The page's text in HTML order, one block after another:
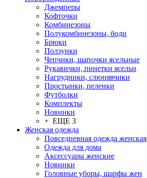
Джемперы
Кофточки
Комбинезоны
Полукомбинезоны, боди
Брюки
Ползунки
Чепчики, шапочки ясельные
Рукавички, пинетки ясельн
Нагрудники, слюнявчики
Простынки, пеленки
Футболки
Комплекты
Новинки
+ ЕЩЕ 3
Женская одежда
Повседневная одежда женская
Одежда для дома
Аксессуары женские
Новинки
Головные уборы, шарфы жен